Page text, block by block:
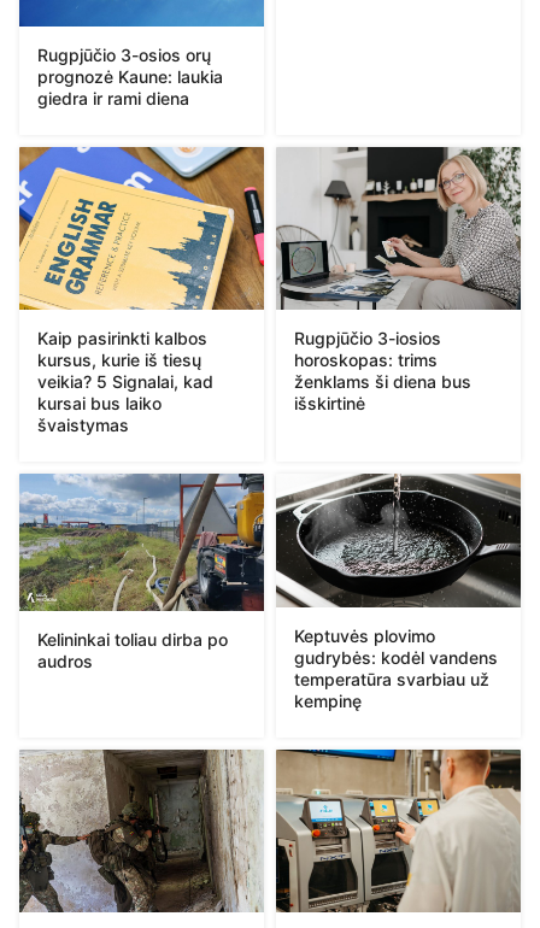
Rugpjūčio 3-osios orų
prognozė Kaune: laukia
giedra ir rami diena
Kaip pasirinkti kalbos
kursus, kurie iš tiesų
veikia? 5 Signalai, kad
kursai bus laiko
švaistymas
Rugpjūčio 3-iosios
horoskopas: trims
ženklams ši diena bus
išskirtinė
Kelininkai toliau dirba po
audros
Keptuvės plovimo
gudrybės: kodėl vandens
temperatūra svarbiau už
kempinę